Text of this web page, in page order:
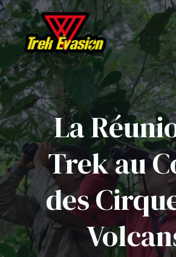
La
Trek au
des